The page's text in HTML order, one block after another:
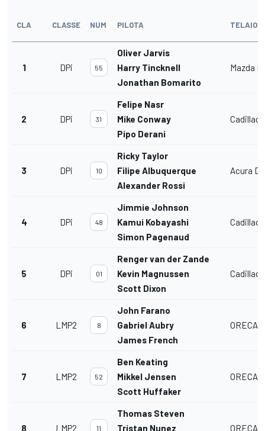
CLA CLASSE NUM PILOTA TELAIO
1 DPi 55
Oliver Jarvis
Harry Tincknell
Jonathan Bomarito
Mazda
2 DPi 31
Felipe Nasr
Mike Conway
Pipo Derani
Cadillac
3 DPi 10
Ricky Taylor
Filipe Albuquerque
Alexander Rossi
Acura
4 DPi 48
Jimmie Johnson
Kamui Kobayashi
Simon Pagenaud
Cadillac
5 DPi 01
Renger van der Zande
Kevin Magnussen
Scott Dixon
Cadillac
6 LMP2 8
John Farano
Gabriel Aubry
James French
ORECA
7 LMP2 52
Ben Keating
Mikkel Jensen
Scott Huffaker
ORECA
8 LMP2 11
Thomas Steven
Tristan Nunez
ORECA